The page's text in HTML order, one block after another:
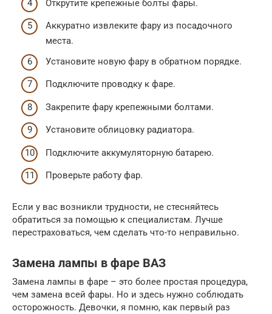
Открутите крепежные болты фары.
Аккуратно извлеките фару из посадочного
места.
Установите новую фару в обратном порядке.
Подключите проводку к фаре.
Закрепите фару крепежными болтами.
Установите облицовку радиатора.
Подключите аккумуляторную батарею.
Проверьте работу фар.
Если у вас возникли трудности, не стесняйтесь
обратиться за помощью к специалистам. Лучше
перестраховаться, чем сделать что-то неправильно.
Замена лампы в фаре ВАЗ
Замена лампы в фаре – это более простая процедура,
чем замена всей фары. Но и здесь нужно соблюдать
осторожность. Девочки, я помню, как первый раз